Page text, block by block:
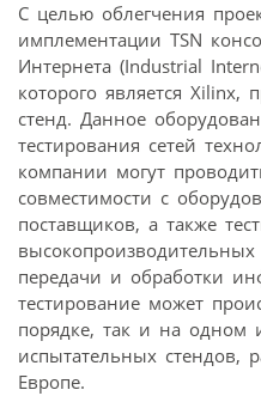
С целью облегчения
имплементации TSN
Интернета (Industrial
которого является Xilinx,
стенд. Данное
тестирования сетей
компании могут
совместимости с
поставщиков, а также
передачи и обработки
тестирование может
порядке, так и на одном
испытательных
Европе.